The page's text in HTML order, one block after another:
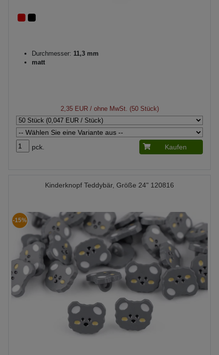
Durchmesser: 11,3 mm
matt
2,35 EUR/ ohne MwSt. (50 Stück)
pck. Kaufen
Kinderknopf Teddybär, Größe 24" 120816
-15%